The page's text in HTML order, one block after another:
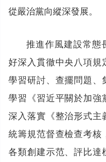
從嚴治黨向縱深發展。
推進作風建設常態
好深入貫徹中央八項規
學習研討、查擺問題、
學習《習近平關於加強
深入落實《整治形式主
統籌規范督查檢查考核
各類創建示范、評比達